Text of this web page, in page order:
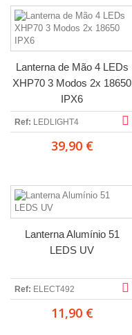
Lanterna de Mão 4 LEDs
XHP70 3 Modos 2x 18650
IPX6
Ref: LEDLIGHT4
39,90 €
Lanterna Alumínio 51
LEDS UV
Ref: ELECT492
11,90 €